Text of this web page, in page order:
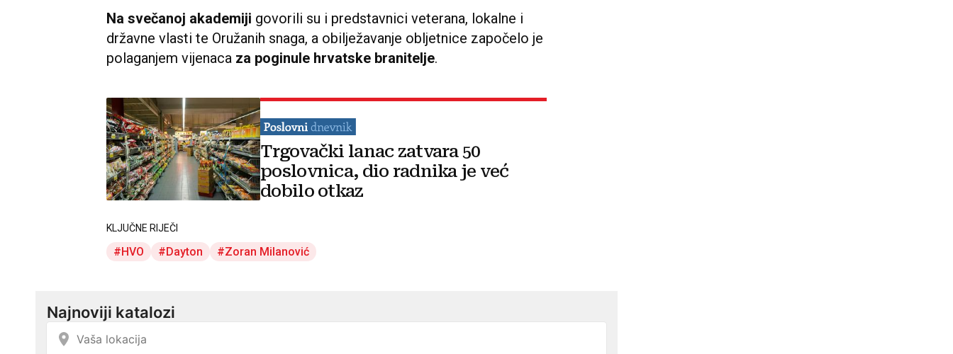
Dodao je i da Hrvatska nikoga ne vidi
kao neprijatelja
Nadam se da ni nas nitko ozbiljno ne doživljava kao neprijatelja,osim
ovih koji lupetajuo tome da se Hrvatska, Albanija i Kosovo spremaju
prijateljske odnose, čemu težimo, ustvrdio je.
Mi znamo tko smo, znamo za što smo sposobni, znamo da
neprijatelje nemamo i daželimo graditi mirne i civilizirane odnose
obostranu i svestranu korist, zaključio je predsjednik Milanović,
prenosiIndex.hr.
Na svečanoj akademiji
državne vlasti te Oružanih snaga, a obilježavanje obljetnice započelo je